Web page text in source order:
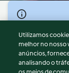
© Copyright 2026
Termos de
Aviso sobre
Aviso
Utilizamos
melhor no nosso
anúncios,
analisando o